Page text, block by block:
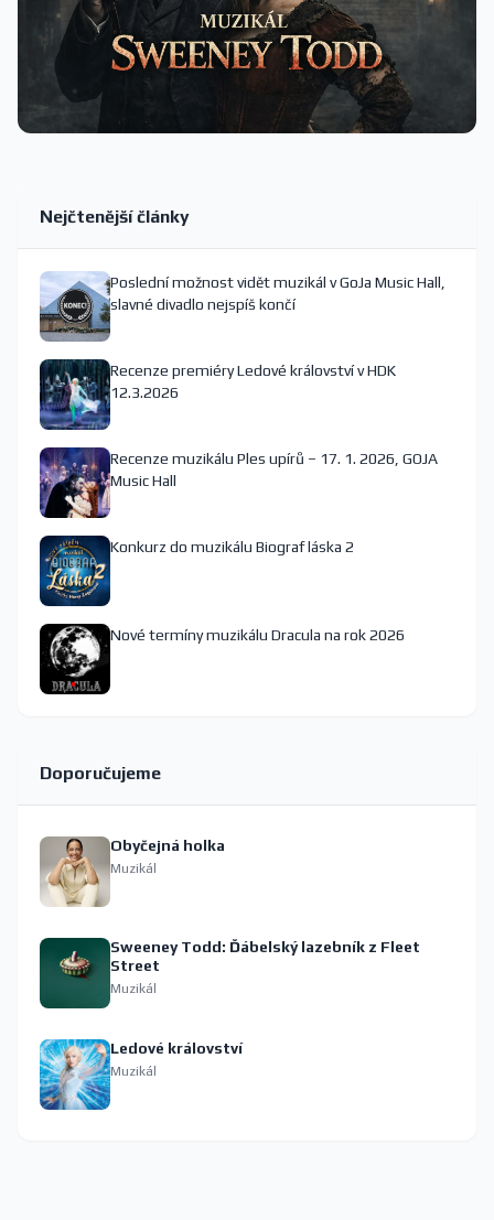
Nejčtenější články
Poslední možnost vidět muzikál v GoJa Music Hall,
slavné divadlo nejspíš končí
Recenze premiéry Ledové království v HDK
12.3.2026
Recenze muzikálu Ples upírů – 17. 1. 2026, GOJA
Music Hall
Konkurz do muzikálu Biograf láska 2
Nové termíny muzikálu Dracula na rok 2026
Doporučujeme
Obyčejná holka
Muzikál
Sweeney Todd: Ďábelský lazebník z Fleet
Street
Muzikál
Ledové království
Muzikál